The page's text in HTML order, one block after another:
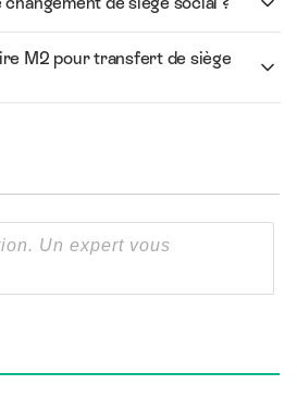
M2 pour transfert de siège